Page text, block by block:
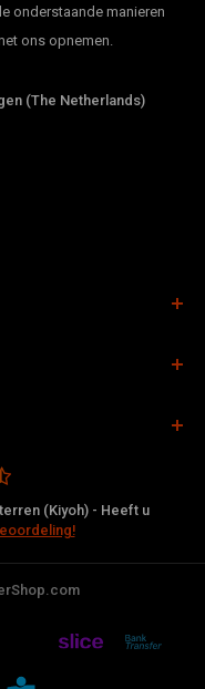
onderstaande manieren
ons opnemen.
(The Netherlands)
(Kiyoh) - Heeft u